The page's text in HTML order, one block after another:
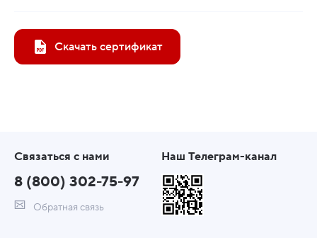
Скачать сертификат
Связаться с нами
8 (800) 302-75-97
Обратная связь
Наш Телеграм-канал